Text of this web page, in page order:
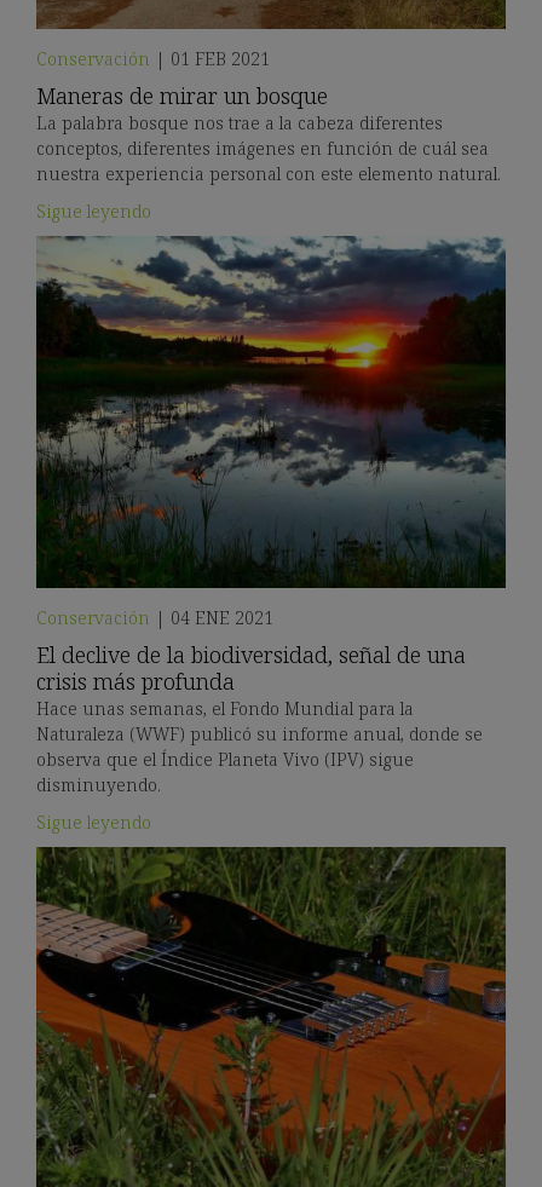
Conservación | 01 FEB 2021
Maneras de mirar un bosque
La palabra bosque nos trae a la cabeza diferentes
conceptos, diferentes imágenes en función de cuál sea
nuestra experiencia personal con este elemento natural.
Sigue leyendo
Conservación | 04 ENE 2021
El declive de la biodiversidad, señal de una
crisis más profunda
Hace unas semanas, el Fondo Mundial para la
Naturaleza (WWF) publicó su informe anual, donde se
observa que el Índice Planeta Vivo (IPV) sigue
disminuyendo.
Sigue leyendo